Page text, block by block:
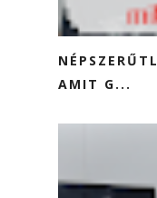
AMIT G...